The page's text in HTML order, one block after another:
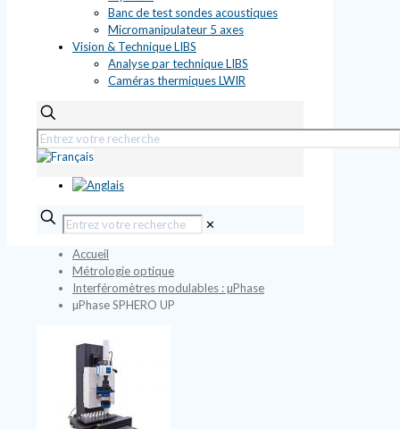
Banc de test sondes acoustiques
Micromanipulateur 5 axes
Vision & Technique LIBS
Analyse par technique LIBS
Caméras thermiques LWIR
✕
Accueil
Métrologie optique
Interféromètres modulables : µPhase
µPhase SPHERO UP